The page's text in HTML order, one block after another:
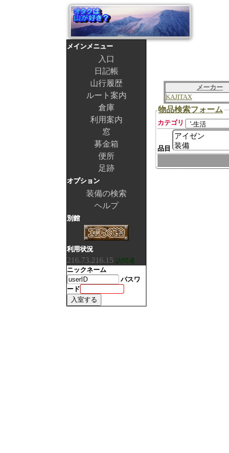
メーカー
KAJITAX
物品検索フォーム
カテゴリ
品目
メインメニュー
入口
日記帳
山行履歴
ルート案内
倉庫
利用案内
窓
募金箱
便所
足跡
オプション
装備の検索
ヘルプ
別館
利用状況
216.73.216.15 訪問者
ニックネーム
パスワ
ード